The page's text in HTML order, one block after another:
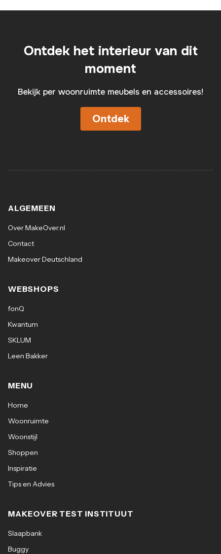
Ontdek het interieur van dit
moment
Bekijk per woonruimte meubels en accessoires!
Ontdek
ALGEMEEN
Over MakeOver.nl
Contact
Makeover Deutschland
WEBSHOPS
fonQ
Kwantum
SKLUM
Leen Bakker
MENU
Home
Woonruimte
Woonstijl
Shoppen
Inspiratie
Tips en Advies
MAKEOVER TEST INSTITUUT
Slaapbank
Buggy